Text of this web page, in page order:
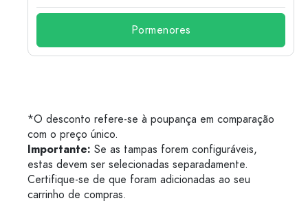
Pormenores
*O desconto refere-se à poupança em comparação
com o preço único.
Importante: Se as tampas forem configuráveis,
estas devem ser selecionadas separadamente.
Certifique-se de que foram adicionadas ao seu
carrinho de compras.